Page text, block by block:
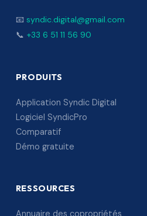
📧 syndic.digital@gmail.com
📞 +33 6 51 11 56 90
PRODUITS
Application Syndic Digital
Logiciel SyndicPro
Comparatif
Démo gratuite
RESSOURCES
Annuaire des copropriétés